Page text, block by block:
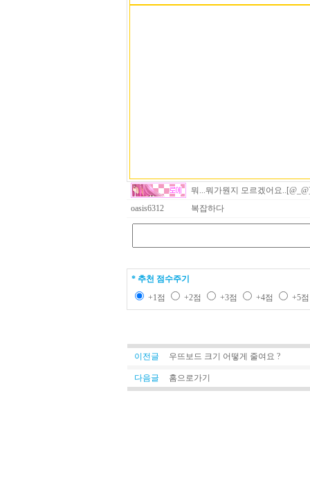
뭐...뭐가뭔지 모르겠어요
oasis6312
복잡하다
* 추천 점수주기
+1점
+2점 +3점 +4점 +5
이전글 우뜨보드 크기 어떻게 줄여요 ?
다음글 홈으로가기